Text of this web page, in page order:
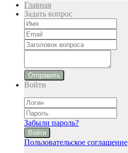
Главная
Задать вопрос
Отправить
Войти
Забыли пароль?
Войти
Пользовательское соглашение